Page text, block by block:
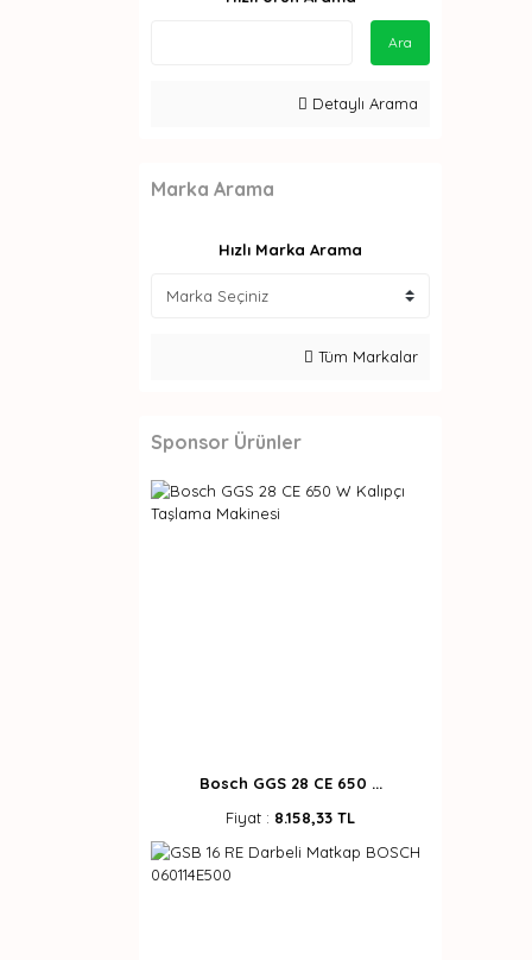
Ara
Detaylı Arama
Marka Arama
Hızlı Marka Arama
Tüm Markalar
Sponsor Ürünler
Bosch GGS 28 CE 650 ...
Fiyat : 8.158,33 TL